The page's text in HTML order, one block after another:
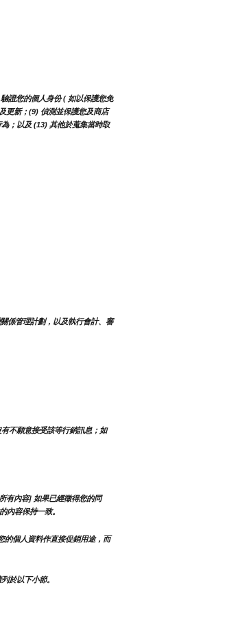
證您的個人身份 ( 如以保護您免
更新；(9) 偵測並保護您及商店
；以及 (13) 其他於蒐集當時取
係管理計劃，以及執行會計、審
不願意接受該等行銷訊息；如
有內容] 如果已經徵得您的同
內容保持一致。
的個人資料作直接促銷用途，而
於以下小節。